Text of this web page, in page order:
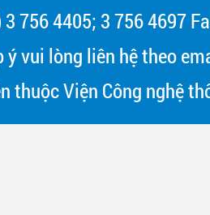
756 4405; 3 756 4697
ý vui lòng liên hệ theo
thuộc Viện Công nghệ